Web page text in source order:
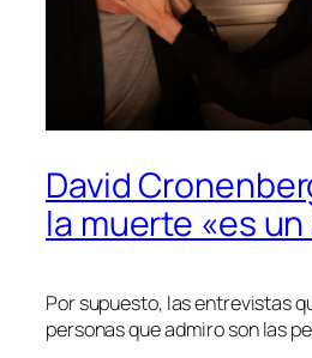
David
la muerte «es
Por supuesto, las entrevistas
personas que admiro son las